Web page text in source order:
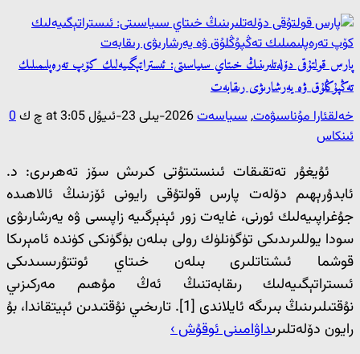
پارس قولتۇقى دۆلەتلىرىنىڭ خىتاي سىياسىتى: ئىستراتېگىيەلىك كۆپ تەرەپلىمىلىك
تەڭپۇڭلۇق ۋە يەرشارىۋى رىقابەت
خەلقئارا مۇناسىۋەت,سىياسەت2026-يىلى 23-ئىيۇل at 3:05 چ ك
0
ئىنكاس
ئۇيغۇر تەتقىقات ئىنستىتۇتى كىرىش سۆز تەھرىرى: د.
ئابدۇرېھىم دۆلەت پارس قولتۇقى رايونى ئۆزىنىڭ ئالاھىدە
جۇغراپىيەلىك ئورنى، غايەت زور ئېنېرگىيە زاپىسى ۋە يەرشارىۋى
سودا يوللىرىدىكى تۈگۈنلۈك رولى بىلەن بۈگۈنكى كۈندە ئامېرىكا
قوشما ئىشتاتلىرى بىلەن خىتاي ئوتتۇرىسىدىكى
ئىستراتېگىيەلىك رىقابەتنىڭ ئەڭ مۇھىم مەركىزىي
نۇقتىلىرىنىڭ بىرىگە ئايلاندى [1]. تارىخىي نۇقتىدىن ئېيتقاندا، بۇ
رايون دۆلەتلىرىداۋامىنى ئوقۇش ›